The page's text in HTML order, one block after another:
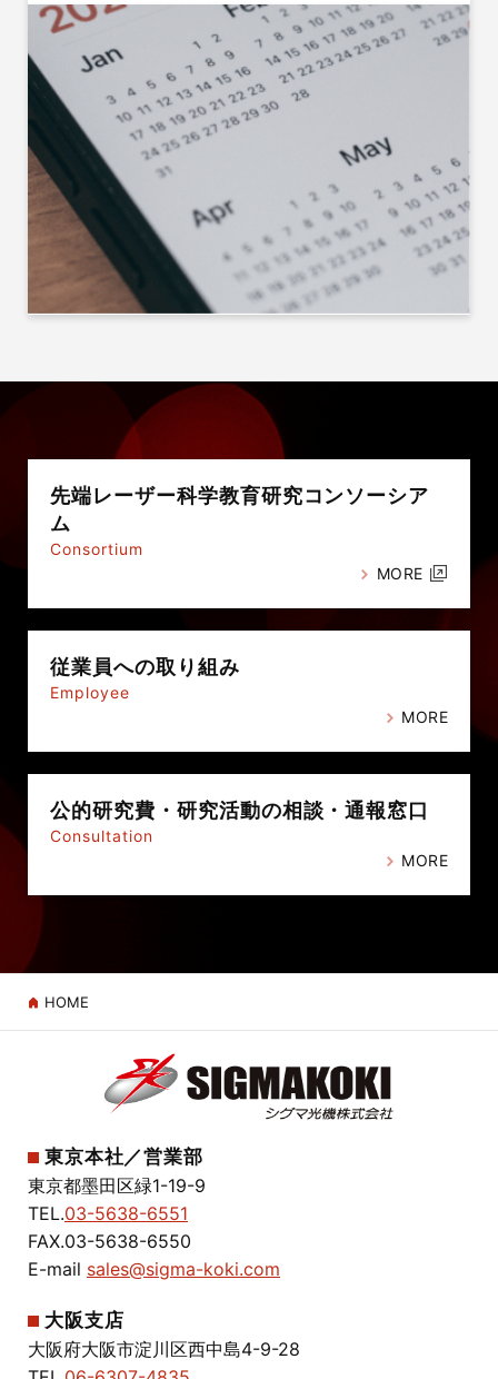
先端レーザー科学教育研究コンソーシア
ム
Consortium
MORE
従業員への取り組み
Employee
MORE
公的研究費・ 研究活動の相談・通報窓口
Consultation
MORE
HOME
東京本社／営業部
東京都墨田区緑1-19-9
TEL.03-5638-6551
FAX.03-5638-6550
E-mail sales@sigma-koki.com
大阪支店
大阪府大阪市淀川区西中島4-9-28